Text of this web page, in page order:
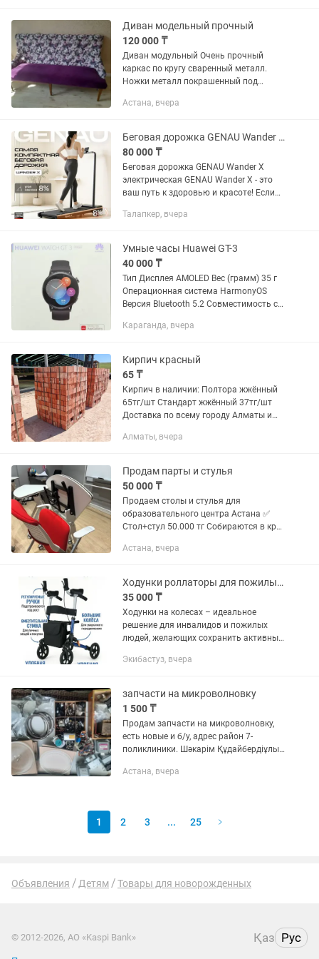
Диван модельный прочный
120 000 ₸
Диван модульный Очень прочный
каркас по кругу сваренный металл.
Ножки металл покрашенный под
Шторы тюль диван комплект Продажа
Астана, вчера
Беговая дорожка GENAU Wander X электрическая
80 000 ₸
Беговая дорожка GENAU Wander X
электрическая GENAU Wander X - это
ваш путь к здоровью и красоте! Если
способ поддерживать физическую
Талапкер, вчера
Умные часы Huawei GT-3
40 000 ₸
Тип Дисплея AMOLED Вес (грамм) 35 г
Операционная система HarmonyOS
Версия Bluetooth 5.2 Совместимость с
корпуса черный Материал корпуса
Караганда, вчера
Кирпич красный
65 ₸
Кирпич в наличии: Полтора жжённый
65тг/шт Стандарт жжённый 37тг/шт
Доставка по всему городу Алматы и
оборудование - За круг изготавливаем
Алматы, вчера
Продам парты и стулья
50 000 ₸
Продаем столы и стулья для
образовательного центра Астана ✅
Стол+стул 50.000 тг Собираются в круг
Астана, вчера
Ходунки роллаторы для пожилых на колесах
35 000 ₸
Ходунки на колесах – идеальное
решение для инвалидов и пожилых
людей, желающих сохранить активный
инвалидов Smart используются в
Экибастуз, вчера
запчасти на микроволновку
1 500 ₸
Продам запчасти на микроволновку,
есть новые и б/у, адрес район 7-
поликлиники. Шәкарім Құдайбердіұлы
Тарелка (24,5см) 3000тг Тарелка
Астана, вчера
1 2 3 ... 25
Объявления Детям Товары для новорожденных
© 2012-2026, АО «Kaspi Bank» Қаз Рус